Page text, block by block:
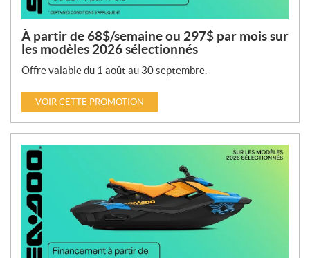
À partir de 68$/semaine ou 297$ par mois sur
les modèles 2026 sélectionnés
Offre valable du 1 août au 30 septembre.
VOIR CETTE PROMOTION